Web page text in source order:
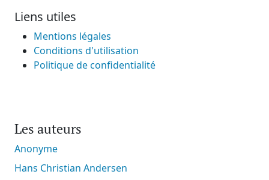
Liens utiles
Mentions légales
Conditions d'utilisation
Politique de confidentialité
Les auteurs
Anonyme
Hans Christian Andersen